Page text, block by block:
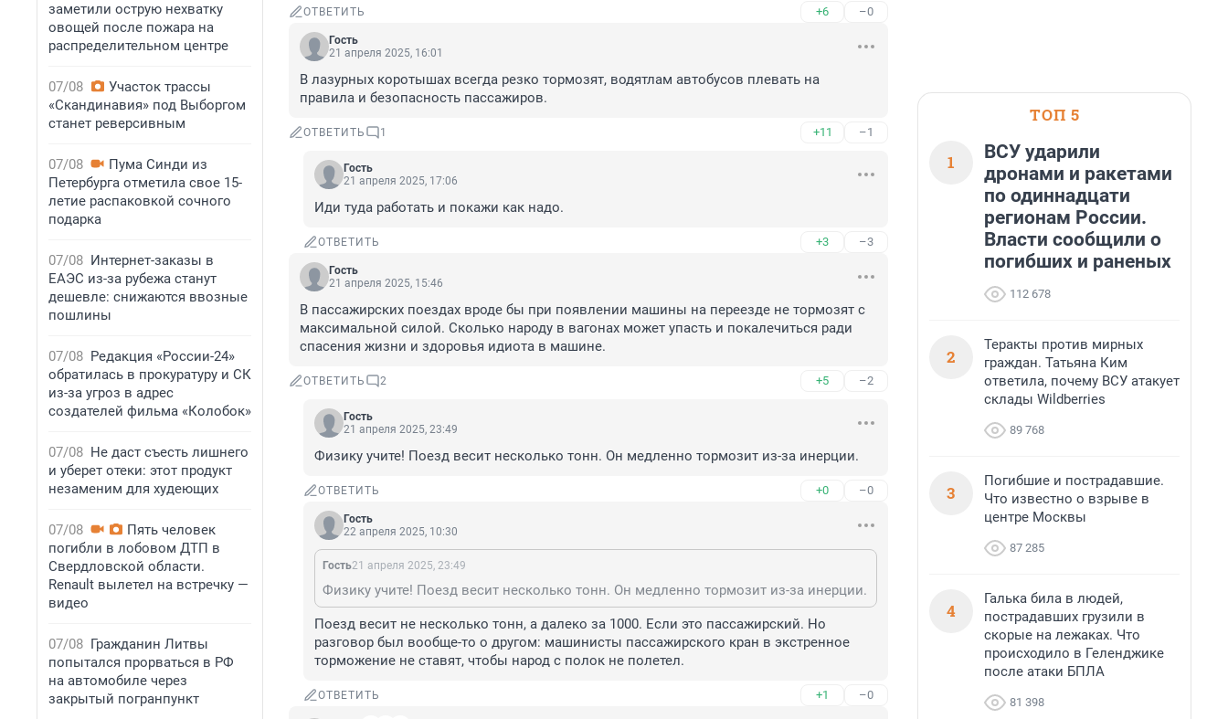
заметили острую нехватку
овощей после пожара на
распределительном центре
07/08
Участок трассы
«Скандинавия» под Выборгом
станет реверсивным
07/08
Пума Синди из
Петербурга отметила свое 15-
летие распаковкой сочного
подарка
07/08 Интернет-заказы в
ЕАЭС из-за рубежа станут
дешевле: снижаются ввозные
пошлины
07/08 Редакция «России-24»
обратилась в прокуратуру и СК
из-за угроз в адрес
создателей фильма «Колобок»
07/08 Не даст съесть лишнего
и уберет отеки: этот продукт
незаменим для худеющих
07/08
Пять человек
погибли в лобовом ДТП в
Свердловской области.
Renault вылетел на встречку —
видео
07/08 Гражданин Литвы
попытался прорваться в РФ
на автомобиле через
закрытый погранпункт
ОТВЕТИТЬ +6 –0
Гость
21 апреля 2025, 16:01
В лазурных коротышах всегда резко тормозят, водятлам автобусов плевать на
правила и безопасность пассажиров.
ОТВЕТИТЬ 1 +11 –1
Гость
21 апреля 2025, 17:06
Иди туда работать и покажи как надо.
ОТВЕТИТЬ +3 –3
Гость
21 апреля 2025, 15:46
В пассажирских поездах вроде бы при появлении машины на переезде не тормозят с
максимальной силой. Сколько народу в вагонах может упасть и покалечиться ради
спасения жизни и здоровья идиота в машине.
ОТВЕТИТЬ 2 +5 –2
Гость
21 апреля 2025, 23:49
Физику учите! Поезд весит несколько тонн. Он медленно тормозит из-за инерции.
ОТВЕТИТЬ +0 –0
Гость
22 апреля 2025, 10:30
Гость21 апреля 2025, 23:49
Физику учите! Поезд весит несколько тонн. Он медленно тормозит из-за инерции.
Поезд весит не несколько тонн, а далеко за 1000. Если это пассажирский. Но
разговор был вообще-то о другом: машинисты пассажирского кран в экстренное
торможение не ставят, чтобы народ с полок не полетел.
ОТВЕТИТЬ +1 –0
ТОП 5
1
ВСУ ударили
дронами и ракетами
по одиннадцати
регионам России.
Власти сообщили о
погибших и раненых
112 678
2
Теракты против мирных
граждан. Татьяна Ким
ответила, почему ВСУ атакует
склады Wildberries
89 768
3
Погибшие и пострадавшие.
Что известно о взрыве в
центре Москвы
87 285
4
Галька била в людей,
пострадавших грузили в
скорые на лежаках. Что
происходило в Геленджике
после атаки БПЛА
81 398